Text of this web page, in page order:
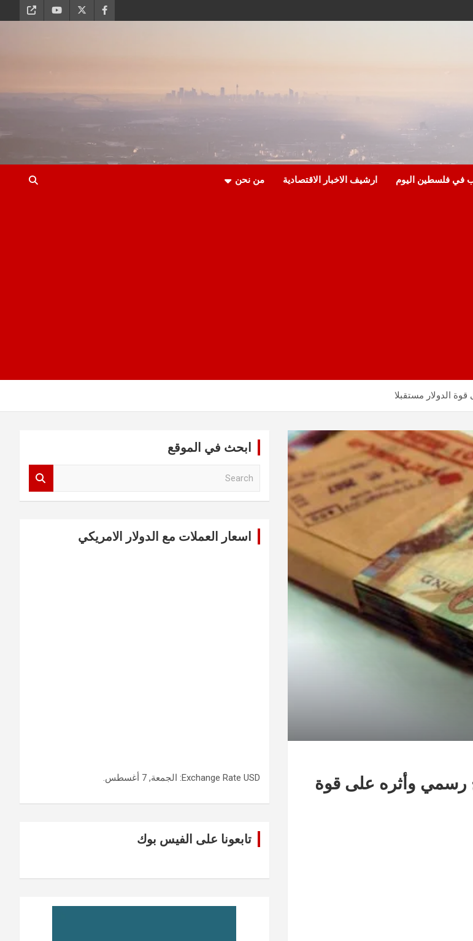
في فلسطين اليوم ارشيف الاخبار الاقتصادية من نحن
الدولار مستقبلا
رسمي وأثره على قوة
ابحث في الموقع
اسعار العملات مع الدولار الامريكي
Exchange Rate USD : الجمعة, 7 أغسطس.
تابعونا على الفيس بوك